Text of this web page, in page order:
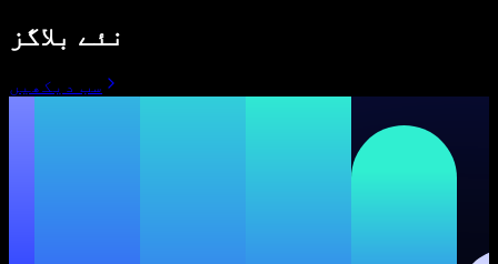
نئے بلاگز
سب دیکھیں